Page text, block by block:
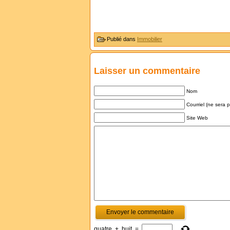
Publié dans Immobilier
Laisser un commentaire
Nom
Courriel (ne sera
Site Web